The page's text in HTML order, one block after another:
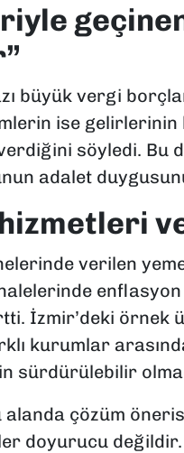
büyük vergi
ise
söyledi. Bu
adalet
verilen
İzmir’deki
kurumlar
sürdürülebilir
alanda çözüm
doyurucu